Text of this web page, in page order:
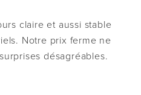
claire et aussi stable
Notre prix ferme ne
désagréables.